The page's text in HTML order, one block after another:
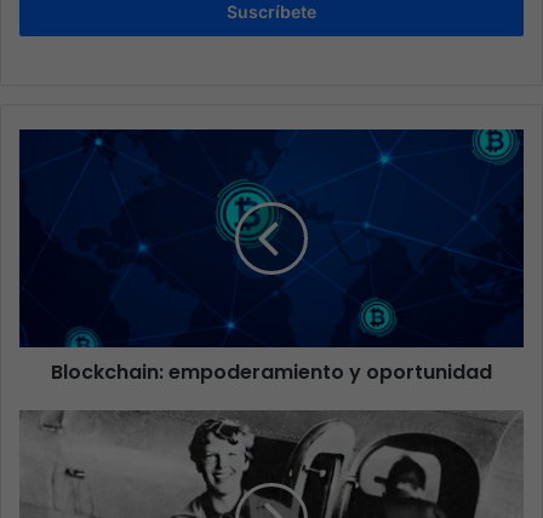
Suscríbete
Blockchain: empoderamiento y oportunidad